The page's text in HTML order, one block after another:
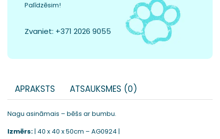
Palīdzēsim!
Zvaniet: +371 2026 9055
APRAKSTS ATSAUKSMES (0)
Nagu asināmais – bēšs ar bumbu.
Izmērs:| 40 x 40 x 50cm – AG0924 |